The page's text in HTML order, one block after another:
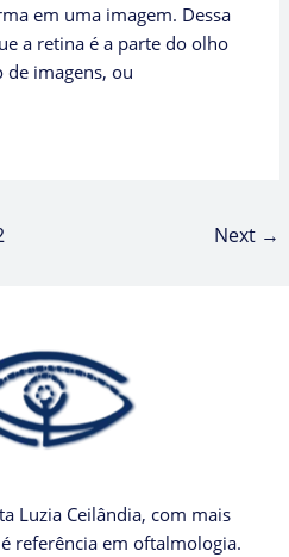
em uma imagem. Dessa
a retina é a parte do olho
de imagens, ou
Next →
Luzia Ceilândia, com mais
referência em oftalmologia.